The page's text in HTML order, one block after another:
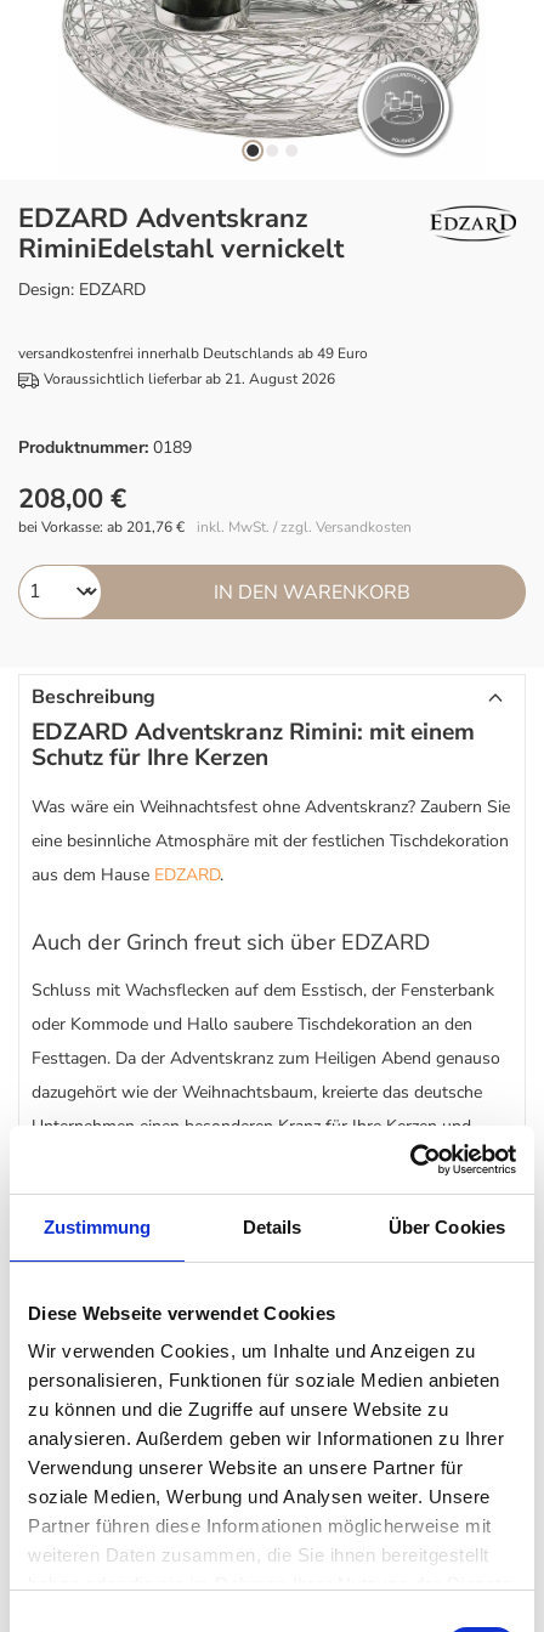
Zustimmung Details Über Cookies
Diese Webseite verwendet Cookies
Wir verwenden Cookies, um Inhalte und Anzeigen zu
personalisieren, Funktionen für soziale Medien anbieten
zu können und die Zugriffe auf unsere Website zu
analysieren. Außerdem geben wir Informationen zu Ihrer
Verwendung unserer Website an unsere Partner für
soziale Medien, Werbung und Analysen weiter. Unsere
Partner führen diese Informationen möglicherweise mit
weiteren Daten zusammen, die Sie ihnen bereitgestellt
EDZARD Adventskranz
RiminiEdelstahl vernickelt
Design: EDZARD
versandkostenfrei innerhalb Deutschlands ab 49 Euro
Voraussichtlich lieferbar ab 21. August 2026
Produktnummer: 0189
208,00 €
inkl. MwSt. / zzgl. Versandkosten
bei Vorkasse: ab 201,76 €
IN DEN WARENKORB
Beschreibung
EDZARD Adventskranz Rimini: mit einem
Schutz für Ihre Kerzen
Was wäre ein Weihnachtsfest ohne Adventskranz? Zaubern Sie
eine besinnliche Atmosphäre mit der festlichen Tischdekoration
aus dem Hause EDZARD.
Auch der Grinch freut sich über EDZARD
Schluss mit Wachsflecken auf dem Esstisch, der Fensterbank
oder Kommode und Hallo saubere Tischdekoration an den
Festtagen. Da der Adventskranz zum Heiligen Abend genauso
dazugehört wie der Weihnachtsbaum, kreierte das deutsche
Unternehmen einen besonderen Kranz für Ihre Kerzen und
andere Accessoires. Die im luxuriösen Silber gehaltene
Weihnachtsdekoration begeistert auch Weihnachtsmuffel.
Spätestens beim Anblick des weihnachtlichen Accessoires,
kann auch der grünste Grinch nicht anders, als sich an der
Reinlichkeitsfreunde werden sich ebenfalls in Weihnachtskranz
Rimini verlieben. Durch die Kerzengläser bleibt das Wachs fern
von dem Untergrund und lässt sich spielend leicht mit einem
feuchten Tuch reinigen.
Lieferumfang: EDZARD Adventskranz Rimini ohne Kerzen